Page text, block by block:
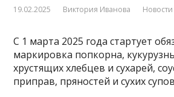
19.02.2025 Виктория Иванова Новости
C 1 марта 2025 года стартует
маркировка попкорна,
хрустящих хлебцев и сухарей,
приправ, пряностей и сухих супов